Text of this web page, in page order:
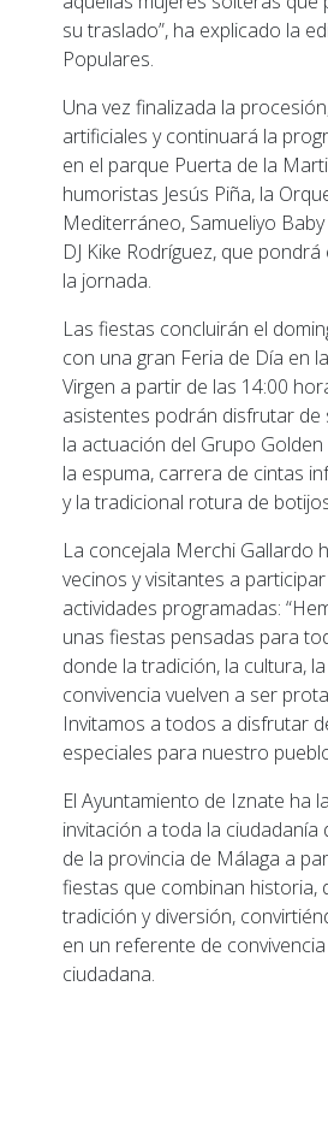
su traslado”, ha explicado la
Populares.
Una vez finalizada la
artificiales y continuará la
en el parque Puerta de la
humoristas Jesús Piña, la
Mediterráneo, Samueliyo
DJ Kike Rodríguez, que
la jornada.
Las fiestas concluirán el
con una gran Feria de Día en
Virgen a partir de las 14:00
asistentes podrán disfrutar de
la actuación del Grupo
la espuma, carrera de cintas
y la tradicional rotura de
La concejala Merchi Gallardo
vecinos y visitantes a
actividades programadas:
unas fiestas pensadas para
donde la tradición, la cultura,
convivencia vuelven a ser
Invitamos a todos a disfrutar
especiales para nuestro
El Ayuntamiento de Iznate ha
invitación a toda la ciudadanía
de la provincia de Málaga a
fiestas que combinan historia,
tradición y diversión,
en un referente de
ciudadana.